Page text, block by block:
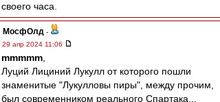
своего часа.
МосфОлд -
29 апр 2024 11:06
mmmmm
Луций Лициний Лукулл от которого пошли
знаменитые "Лукулловы пиры", между прочим,
был современником реального Спартака...